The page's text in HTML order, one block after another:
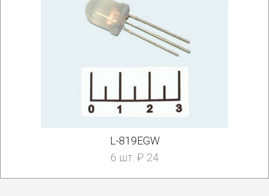
L-819EGW
6 шт. ₽ 24